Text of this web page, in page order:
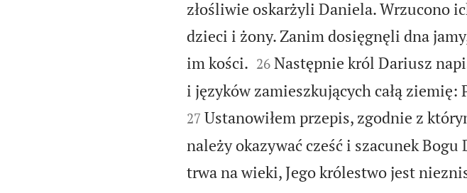
złośliwie oskarżyli Daniela. Wrzucono
dzieci i żony. Zanim dosięgnęli dna
im kości.
26 Następnie król Dariusz
i języków zamieszkujących całą ziemię:
27 Ustanowiłem przepis, zgodnie z
należy okazywać cześć i szacunek
trwa na wieki, Jego królestwo jest